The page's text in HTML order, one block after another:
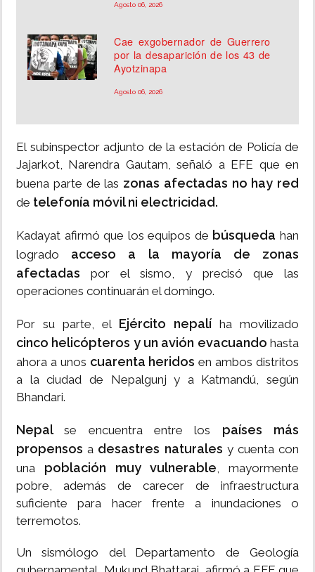
Agosto 06, 2026
Cae exgobernador de Guerrero
por la desaparición de los 43 de
Ayotzinapa
Agosto 06, 2026
El subinspector adjunto de la estación de Policía de
Jajarkot, Narendra Gautam, señaló a EFE que en
buena parte de las zonas afectadas no hay red
de telefonía móvil ni electricidad.
Kadayat afirmó que los equipos de búsqueda han
logrado acceso a la mayoría de zonas
afectadaspor el sismo, y precisó que las
operaciones continuarán el domingo.
Por su parte, el Ejército nepalíha movilizado
cinco helicópteros y un avión evacuando hasta
ahora a unos cuarenta heridosen ambos distritos
a la ciudad de Nepalgunj y a Katmandú, según
Bhandari.
Nepalse encuentra entre los países más
propensos a desastres naturales y cuenta con
una población muy vulnerable, mayormente
pobre, además de carecer de infraestructura
suficiente para hacer frente a inundaciones o
terremotos.
Un sismólogo del Departamento de Geología